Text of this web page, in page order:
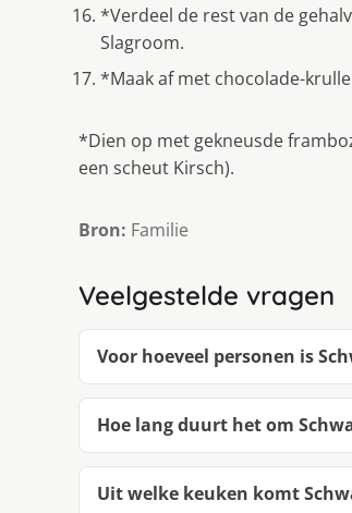
*Verdeel de rest van de
Slagroom.
*Maak af met chocolade-
*Dien op met gekneusde
een scheut Kirsch).
Bron: Familie
Veelgestelde vragen
Voor hoeveel personen is
Hoe lang duurt het om
Uit welke keuken komt